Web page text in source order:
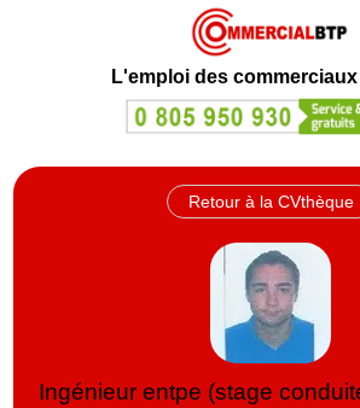
L'emploi des
Retour à la CVthèque
Ingénieur entpe (stage